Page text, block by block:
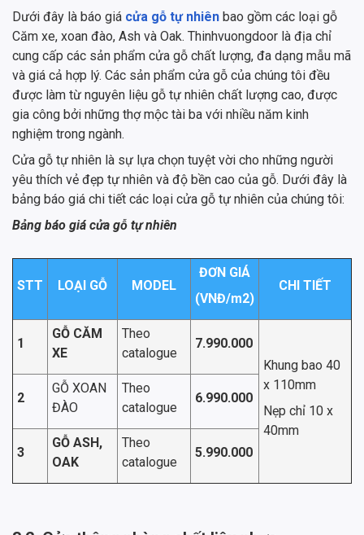
Dưới đây là báo giá cửa gỗ tự nhiên bao gồm các loại gỗ
Căm xe, xoan đào, Ash và Oak. Thinhvuongdoor là địa chỉ
cung cấp các sản phẩm cửa gỗ chất lượng, đa dạng mẫu mã
và giá cả hợp lý. Các sản phẩm cửa gỗ của chúng tôi đều
được làm từ nguyên liệu gỗ tự nhiên chất lượng cao, được
gia công bởi những thợ mộc tài ba với nhiều năm kinh
nghiệm trong ngành.
Cửa gỗ tự nhiên là sự lựa chọn tuyệt vời cho những người
yêu thích vẻ đẹp tự nhiên và độ bền cao của gỗ. Dưới đây là
bảng báo giá chi tiết các loại cửa gỗ tự nhiên của chúng tôi:
Bảng báo giá cửa gỗ tự nhiên
STT LOẠI GỖ MODEL
ĐƠN GIÁ
(VNĐ/m2)
CHI TIẾT
1
GỖ CĂM
XE
Theo
catalogue
7.990.000
Khung bao 40
x 110mm
Nẹp chỉ 10 x
40mm
2
GỖ XOAN
ĐÀO
Theo
catalogue
6.990.000
3
GỖ ASH,
OAK
Theo
catalogue
5.990.000